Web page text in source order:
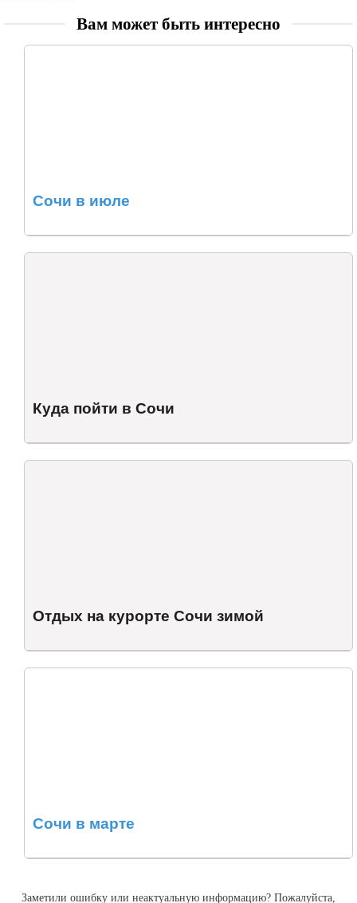
Вам может быть интересно
Сочи в июле
Куда пойти в Сочи
Отдых на курорте Сочи зимой
Сочи в марте
Заметили ошибку или неактуальную информацию? Пожалуйста,